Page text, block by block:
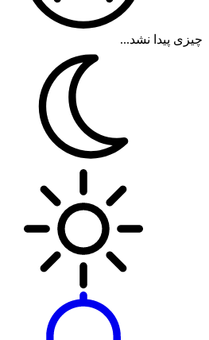
چیزی پیدا نشد...